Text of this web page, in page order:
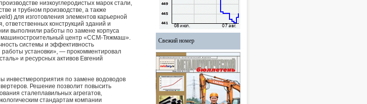
низкоуглеродистых марок стали,
и трубном производстве, а также
для изготовления элементов карьерной
ответственных конструкций зданий и
выполнили работы по замене корпуса
машиностроительный центр «ССМ-Тяжмаш».
системы и эффективность
установки», — прокомментировал
и ресурсных активов Евгений
инвестмероприятия по замене водоводов
Решение позволит повысить
сталеплавильных агрегатов,
стандартам компании
Свежий номер